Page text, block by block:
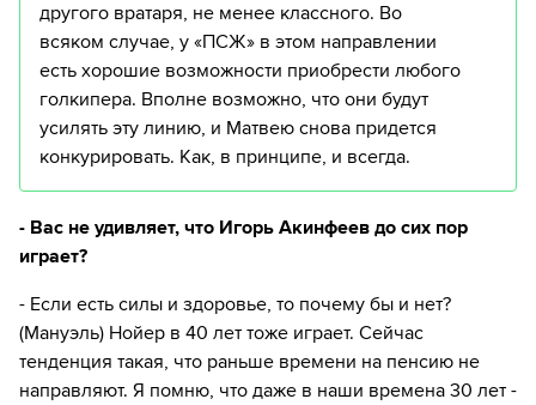
другого вратаря, не менее классного. Во
всяком случае, у «ПСЖ» в этом направлении
есть хорошие возможности приобрести любого
голкипера. Вполне возможно, что они будут
усилять эту линию, и Матвею снова придется
конкурировать. Как, в принципе, и всегда.
- Вас не удивляет, что Игорь Акинфеев до сих пор
играет?
- Если есть силы и здоровье, то почему бы и нет?
(Мануэль) Нойер в 40 лет тоже играет. Сейчас
тенденция такая, что раньше времени на пенсию не
направляют. Я помню, что даже в наши времена 30 лет -